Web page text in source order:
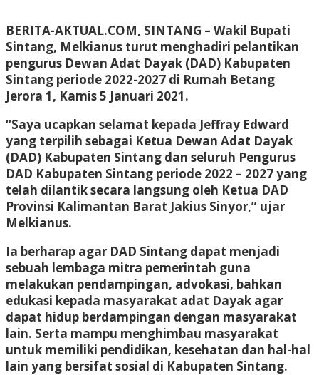
BERITA-AKTUAL.COM, SINTANG – Wakil Bupati
Sintang, Melkianus turut menghadiri pelantikan
pengurus Dewan Adat Dayak (DAD) Kabupaten
Sintang periode 2022-2027 di Rumah Betang
Jerora 1, Kamis 5 Januari 2021.
“Saya ucapkan selamat kepada Jeffray Edward
yang terpilih sebagai Ketua Dewan Adat Dayak
(DAD) Kabupaten Sintang dan seluruh Pengurus
DAD Kabupaten Sintang periode 2022 – 2027 yang
telah dilantik secara langsung oleh Ketua DAD
Provinsi Kalimantan Barat Jakius Sinyor,” ujar
Melkianus.
Ia berharap agar DAD Sintang dapat menjadi
sebuah lembaga mitra pemerintah guna
melakukan pendampingan, advokasi, bahkan
edukasi kepada masyarakat adat Dayak agar
dapat hidup berdampingan dengan masyarakat
lain. Serta mampu menghimbau masyarakat
untuk memiliki pendidikan, kesehatan dan hal-hal
lain yang bersifat sosial di Kabupaten Sintang.